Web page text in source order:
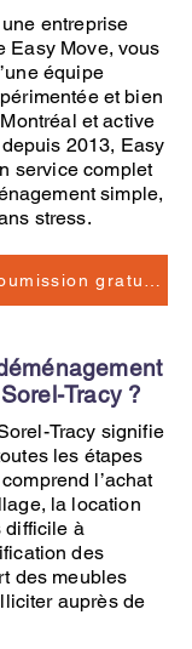
entreprise
Easy Move, vous
équipe
et bien
et active
2013, Easy
service complet
simple,
stress.
Tracy ?
Tracy signifie
les étapes
l’achat
la location
difficile à
des
des meubles
auprès de